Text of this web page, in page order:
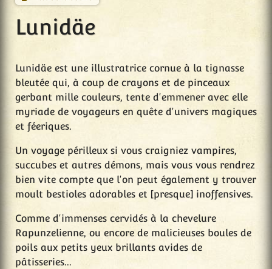
Lunidäe
Lunidäe est une illustratrice cornue à la tignasse
bleutée qui, à coup de crayons et de pinceaux
gerbant mille couleurs, tente d'emmener avec elle
myriade de voyageurs en quête d'univers magiques
et féeriques.
Un voyage périlleux si vous craigniez vampires,
succubes et autres démons, mais vous vous rendrez
bien vite compte que l'on peut également y trouver
moult bestioles adorables et [presque] inoffensives.
Comme d'immenses cervidés à la chevelure
Rapunzelienne, ou encore de malicieuses boules de
poils aux petits yeux brillants avides de
pâtisseries...